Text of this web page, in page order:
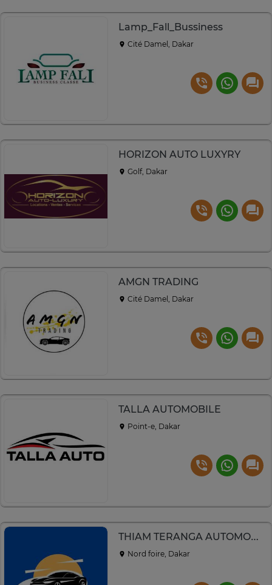
Lamp_Fall_Bussiness
Cité Damel, Dakar
HORIZON AUTO LUXYRY
Golf, Dakar
AMGN TRADING
Cité Damel, Dakar
TALLA AUTOMOBILE
Point-e, Dakar
THIAM TERANGA AUTOMOBILE
Nord foire, Dakar